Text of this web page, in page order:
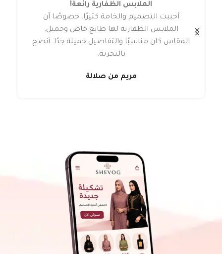
الملابس الظفارية رائعة!
أحببت التصميم والخامة كثيرًا، خصوصًا أن
الملابس الظفارية لها طابع خاص وجميل.
المقاس كان مناسبًا والتفاصيل جميلة جدًا. أنصح
بالتجربة.
مريم من صلالة